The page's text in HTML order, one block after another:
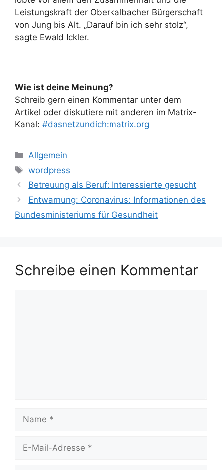
Leistungskraft der Oberkalbacher Bürgerschaft
von Jung bis Alt. „Darauf bin ich sehr stolz“,
sagte Ewald Ickler.
Wie ist deine Meinung?
Schreib gern einen Kommentar unter dem
Artikel oder diskutiere mit anderen im Matrix-
Kanal: #dasnetzundich:matrix.org
Kategorien
Allgemein
Schlagwörter
wordpress
Betreuung als Beruf: Interessierte gesucht
Entwarnung: Coronavirus: Informationen des
Bundesministeriums für Gesundheit
Schreibe einen Kommentar
Mail-